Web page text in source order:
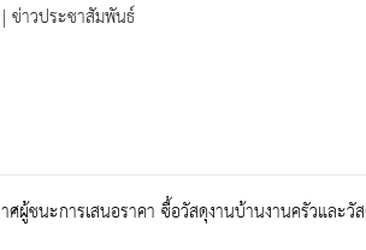
ข่าวประชาสัมพันธ์
ศผู้ชนะการเสนอราคา ซื้อวัสดุงานบ้านงานครัวและ